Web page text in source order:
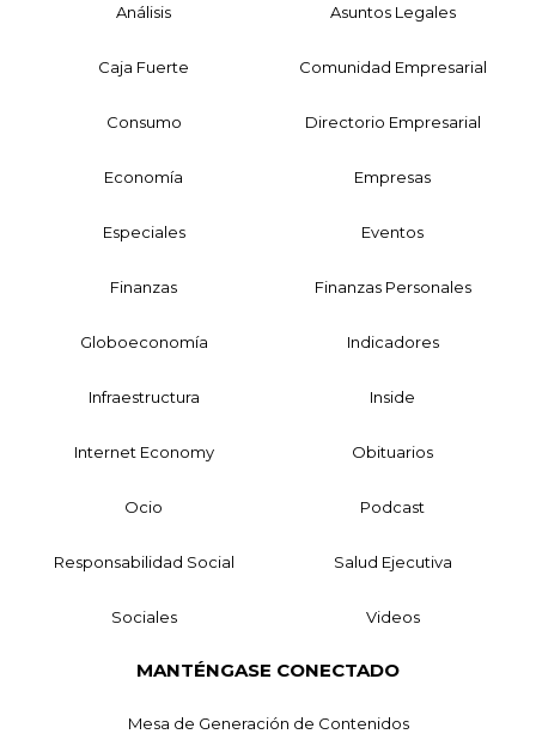
Análisis Asuntos Legales
Caja Fuerte Comunidad Empresarial
Consumo Directorio Empresarial
Economía Empresas
Especiales Eventos
Finanzas Finanzas Personales
Globoeconomía Indicadores
Infraestructura Inside
Internet Economy Obituarios
Ocio Podcast
Responsabilidad Social Salud Ejecutiva
Sociales Videos
MANTÉNGASE CONECTADO
Mesa de Generación de Contenidos